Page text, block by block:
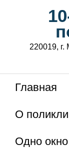
220019, г.
Главная
О
Одно окно